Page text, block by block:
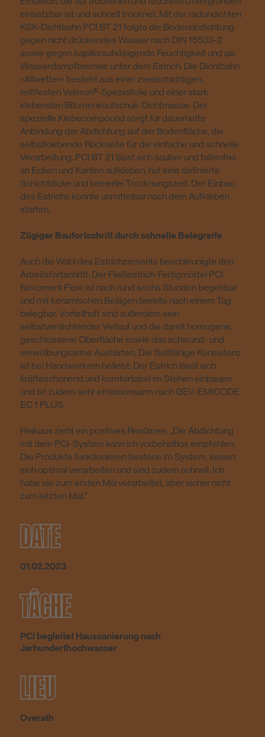
einsetzbar ist und schnell trocknet. Mit der radondichten
KSK-Dichtbahn PCI BT 21 folgte die Bodenabdichtung
gegen nicht drückendes Wasser nach DIN 15533-2
sowie gegen kapillaraufsteigende Feuchtigkeit und als
Wasserdampfbremse unter dem Estrich. Die Dichtbahn
»Allwetter« besteht aus einer zweischichtigen,
reißfesten Valéron®-Spezialfolie und einer stark
klebenden Bitumenkautschuk-Dichtmasse. Der
spezielle Klebecompound sorgt für dauerhafte
Anbindung der Abdichtung auf der Bodenfläche, die
selbstklebende Rückseite für die einfache und schnelle
Verarbeitung. PCI BT 21 lässt sich sauber und faltenfrei
an Ecken und Kanten aufkleben, hat eine definierte
Schichtdicke und keinerlei Trocknungszeit. Der Einbau
des Estrichs konnte unmittelbar nach dem Aufkleben
starten.
Zügiger Baufortschritt durch schnelle Belegreife
Auch die Wahl des Estrichzements beschleunigte den
Arbeitsfortschritt: Der Fließestrich-Fertigmörtel PCI
Novoment Flow ist nach rund sechs Stunden begehbar
und mit keramischen Belägen bereits nach einem Tag
belegbar. Vorteilhaft sind außerdem sein
selbstverdichtender Verlauf und die damit homogene,
geschlossene Oberfläche sowie das schwund- und
verwölbungsarme Aushärten. Die fließfähige Konsistenz
ist bei Handwerkern beliebt: Der Estrich lässt sich
kräfteschonend und komfortabel im Stehen einbauen
und ist zudem sehr emissionsarm nach GEV-EMICODE
EC 1 PLUS.
Heikaus zieht ein positives Resümee: „Die Abdichtung
mit dem PCI-System kann ich vorbehaltlos empfehlen.
Die Produkte funktionieren bestens im System, lassen
sich optimal verarbeiten und sind zudem schnell. Ich
habe sie zum ersten Mal verarbeitet, aber sicher nicht
zum letzten Mal."
DATE
01.02.2023
TÂCHE
PCI begleitet Haussanierung nach
Jarhunderthochwasser
LIEU
Overath